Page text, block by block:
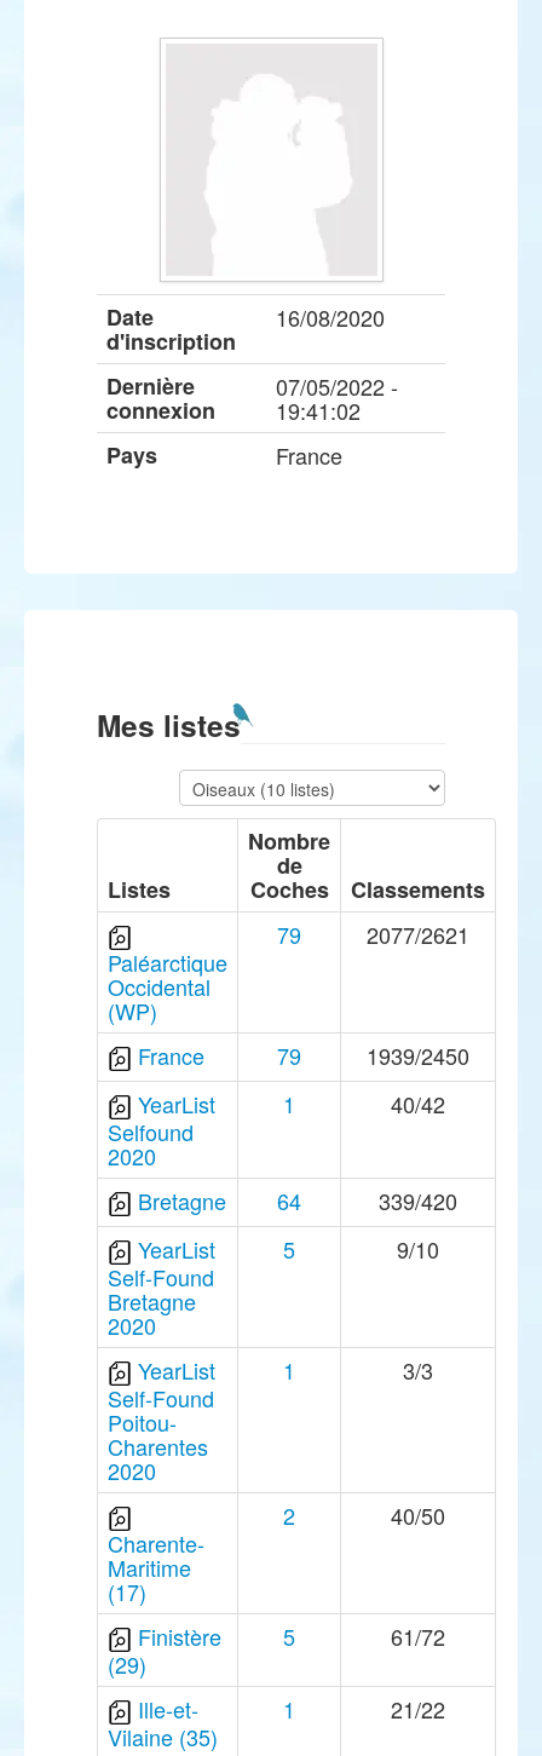
Date
d'inscription
16/08/2020
Dernière
connexion
07/05/2022 -
19:41:02
Pays
France
Mes listes
Listes
Nombre
de
Coches Classements
Paléarctique
Occidental
(WP)
79 2077/2621
France 79
1939/2450
YearList
Selfound
2020
1 40/42
Bretagne 64
339/420
YearList
Self-Found
Bretagne
2020
5 9/10
YearList
Self-Found
Poitou-
Charentes
2020
1 3/3
Charente-
Maritime
(17)
2 40/50
Finistère
(29)
5 61/72
Ille-et-
Vilaine (35)
1 21/22